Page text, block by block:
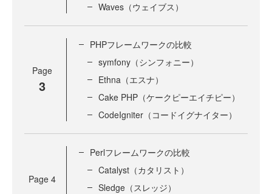
Waves（ウェイブス）
Page
3
PHPフレームワークの比較
symfony（シンフォニー）
Ethna（エスナ）
Cake PHP（ケークピーエイチピー）
CodeIgniter（コードイグナイター）
Page 4
Perlフレームワークの比較
Catalyst（カタリスト）
Sledge（スレッジ）